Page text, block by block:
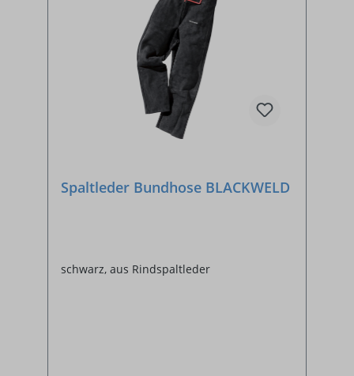
Spaltleder Bundhose BLACKWELD
schwarz, aus Rindspaltleder